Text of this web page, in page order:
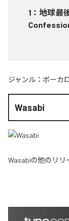
1 ： 地球最
ジャンル： ボーカ
Wasabi
Wasabiの他のリリ